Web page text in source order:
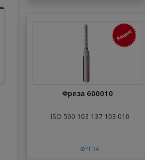
Фреза 600010
ISO 500 103 137 103 010
ФРЕЗА